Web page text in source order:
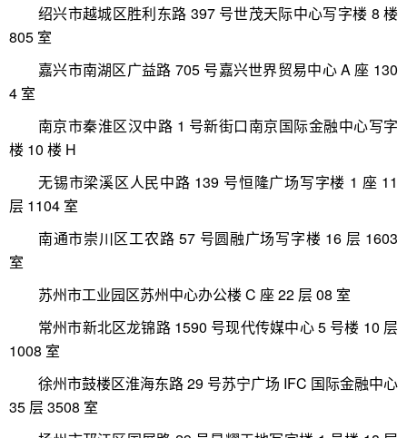
绍兴市越城区胜利东路 397 号世茂天际中心写字楼 8 楼
805 室
嘉兴市南湖区广益路 705 号嘉兴世界贸易中心 A 座 130
4 室
南京市秦淮区汉中路 1 号新街口南京国际金融中心写字
楼 10 楼 H
无锡市梁溪区人民中路 139 号恒隆广场写字楼 1 座 11
层 1104 室
南通市崇川区工农路 57 号圆融广场写字楼 16 层 1603
室
苏州市工业园区苏州中心办公楼 C 座 22 层 08 室
常州市新北区龙锦路 1590 号现代传媒中心 5 号楼 10 层
1008 室
徐州市鼓楼区淮海东路 29 号苏宁广场 IFC 国际金融中心
35 层 3508 室